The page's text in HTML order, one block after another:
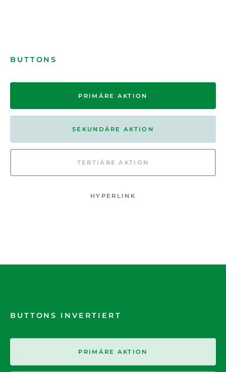
BUTTONS
PRIMÄRE AKTION
SEKUNDÄRE AKTION
TERTIÄRE AKTION
HYPERLINK
BUTTONS INVERTIERT
PRIMÄRE AKTION